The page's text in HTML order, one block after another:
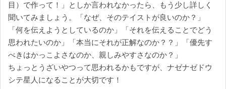
目）で作って！」としか言われなかったら、もう少し詳しく
聞いてみましょう。「なぜ、そのテイストが良いのか？」
「何を伝えようとしているのか」「それを伝えることでどう
思われたいのか」「本当にそれが正解なのか？？」「優先す
べきはかっこよさなのか、親しみやすさなのか？」
ちょっとうざいやつって思われるかもですが、ナゼナゼドウ
シテ星人になることが大切です！